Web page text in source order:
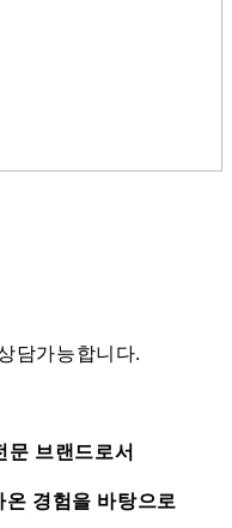
문 브랜드로서
경험을 바탕으로